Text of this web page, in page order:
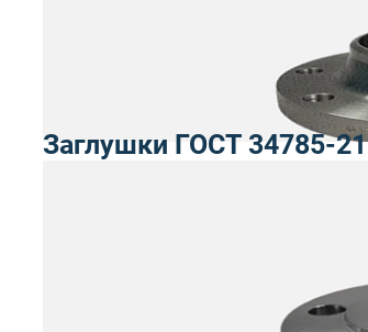
Заглушки ГОСТ 34785-21